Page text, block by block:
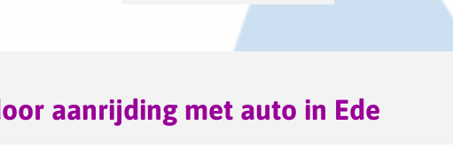
aanrijding met auto in Ede